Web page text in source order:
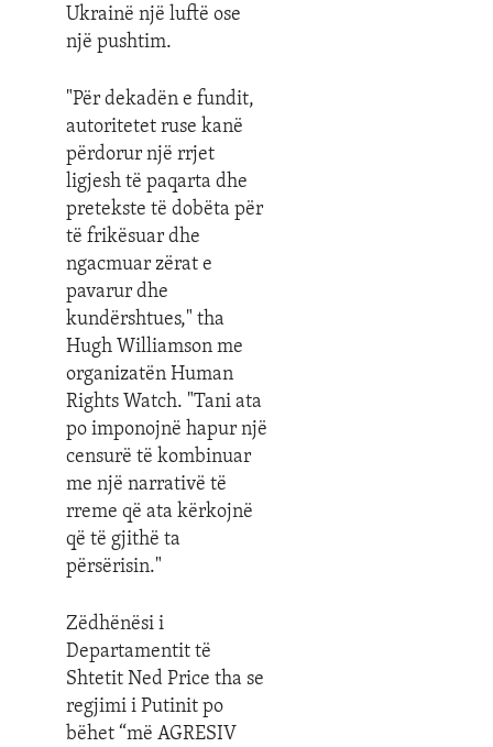
Ukrainë një luftë ose
një pushtim.
"Për dekadën e fundit,
autoritetet ruse kanë
përdorur një rrjet
ligjesh të paqarta dhe
pretekste të dobëta për
të frikësuar dhe
ngacmuar zërat e
pavarur dhe
kundërshtues," tha
Hugh Williamson me
organizatën Human
Rights Watch. "Tani ata
po imponojnë hapur një
censurë të kombinuar
me një narrativë të
rreme që ata kërkojnë
që të gjithë ta
përsërisin."
Zëdhënësi i
Departamentit të
Shtetit Ned Price tha se
regjimi i Putinit po
bëhet “më AGRESIV